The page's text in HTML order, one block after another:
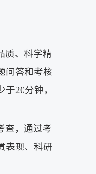
质、科学精
问答和考核
20分钟，
查，通过考
表现、科研